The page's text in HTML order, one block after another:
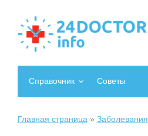
Справочник Советы
Главная страница » Заболевания